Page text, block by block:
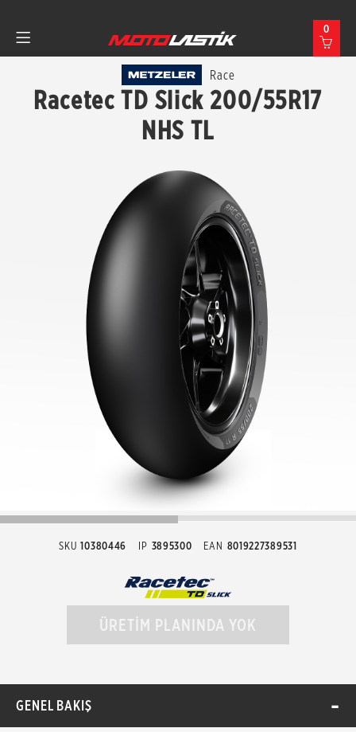
0
Race
Racetec TD Slick 200/55R17
NHS TL
SKU 10380446 IP 3895300 EAN 8019227389531
ÜRETİM PLANINDA YOK
GENEL BAKIŞ